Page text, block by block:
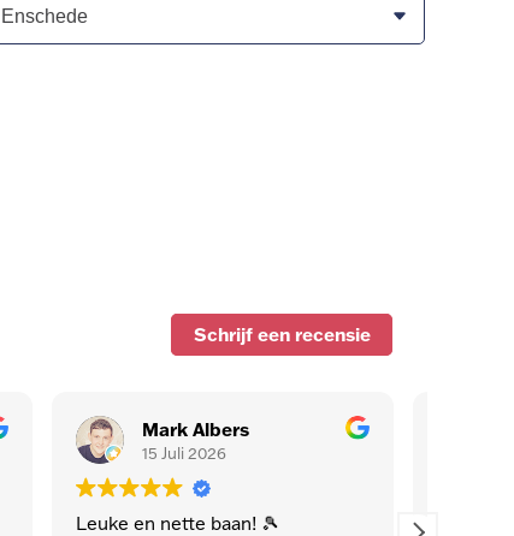
Schrijf een recensie
Maurice Menges
Top!